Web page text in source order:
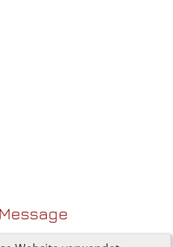
Forschung zu dokumentieren.